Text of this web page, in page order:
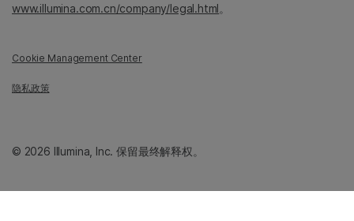
www.illumina.com.cn/company/legal.html。
Cookie Management Center
隐私政策
© 2026 Illumina, Inc. 保留最终解释权。